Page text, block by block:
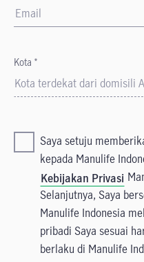
Kota *
Kota terdekat dari domisili
Saya setuju
kepada Manulife
Kebijakan Privasi
Selanjutnya, Saya
Manulife Indonesia
pribadi Saya sesuai
berlaku di Manulife